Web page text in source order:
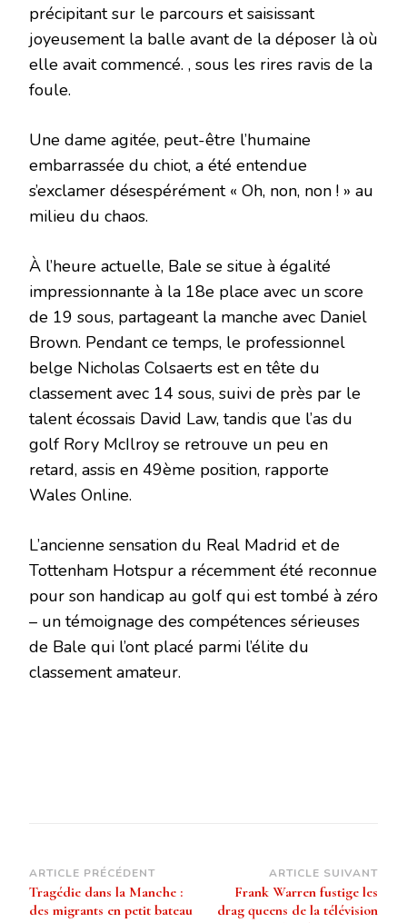
précipitant sur le parcours et saisissant
joyeusement la balle avant de la déposer là où
elle avait commencé. , sous les rires ravis de la
foule.
Une dame agitée, peut-être l’humaine
embarrassée du chiot, a été entendue
s’exclamer désespérément « Oh, non, non ! » au
milieu du chaos.
À l’heure actuelle, Bale se situe à égalité
impressionnante à la 18e place avec un score
de 19 sous, partageant la manche avec Daniel
Brown. Pendant ce temps, le professionnel
belge Nicholas Colsaerts est en tête du
classement avec 14 sous, suivi de près par le
talent écossais David Law, tandis que l’as du
golf Rory McIlroy se retrouve un peu en
retard, assis en 49ème position, rapporte
Wales Online.
L’ancienne sensation du Real Madrid et de
Tottenham Hotspur a récemment été reconnue
pour son handicap au golf qui est tombé à zéro
– un témoignage des compétences sérieuses
de Bale qui l’ont placé parmi l’élite du
classement amateur.
Navigation
d’article
ARTICLE PRÉCÉDENT
Tragédie dans la Manche :
des migrants en petit bateau
ARTICLE SUIVANT
Frank Warren fustige les
drag queens de la télévision